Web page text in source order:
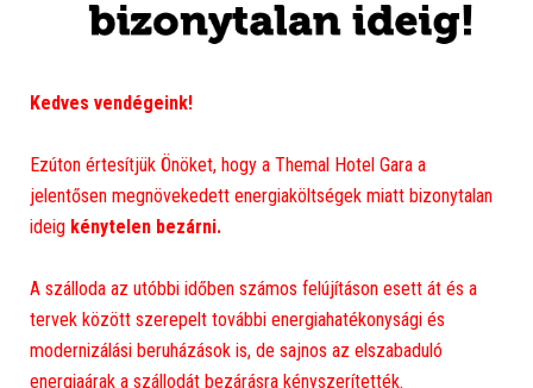
Kedves vendégeink!
Ezúton értesítjük Önöket, hogy a Themal Hotel Gara a
jelentősen megnövekedett energiaköltségek miatt bizonytalan
ideig kénytelen bezárni.
A szálloda az utóbbi időben számos felújításon esett át és a
tervek között szerepelt további energiahatékonysági és
modernizálási beruházások is, de sajnos az elszabaduló
energiaárak a szállodát bezárásra kényszerítették.